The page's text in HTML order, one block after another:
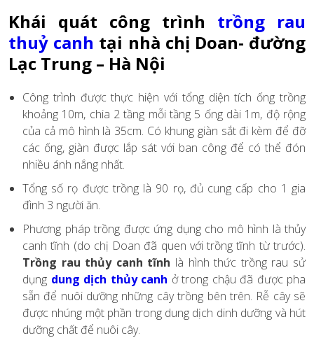
Khái quát công trình trồng rau
thuỷ canh tại nhà chị Doan- đường
Lạc Trung – Hà Nội
Công trình được thực hiện với tổng diện tích ống trồng
khoảng 10m, chia 2 tầng mỗi tầng 5 ống dài 1m, độ rộng
của cả mô hình là 35cm. Có khung giàn sắt đi kèm để đỡ
các ống, giàn được lắp sát với ban công để có thể đón
nhiều ánh nắng nhất.
Tổng số rọ được trồng là 90 rọ, đủ cung cấp cho 1 gia
đình 3 người ăn.
Phương pháp trồng được ứng dụng cho mô hình là thủy
canh tĩnh (do chị Doan đã quen với trồng tĩnh từ trước).
Trồng rau thủy canh tĩnh là hình thức trồng rau sử
dụng dung dịch thủy canh ở trong chậu đã được pha
sẵn để nuôi dưỡng những cây trồng bên trên. Rễ cây sẽ
được nhúng một phần trong dung dịch dinh dưỡng và hút
dưỡng chất để nuôi cây.